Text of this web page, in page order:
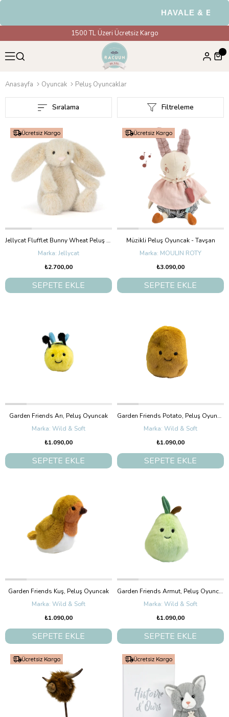
HAVALE & EFT
1500 TL Üzeri Ücretsiz Kargo
Anasayfa Oyuncak Peluş Oyuncaklar
Filtreleme
Sıralama
Jellycat Flufflet Bunny Wheat Peluş Tavşan Küçük Boy 18 cm
Jellycat
₺2.700,00
SEPETE EKLE
Ücretsiz Kargo
Müzikli Peluş Oyuncak - Tavşan
MOULIN ROTY
₺3.090,00
SEPETE EKLE
Ücretsiz Kargo
Garden Friends Arı, Peluş Oyuncak
Wild & Soft
₺1.090,00
SEPETE EKLE
Garden Friends Potato, Peluş Oyuncak
Wild & Soft
₺1.090,00
SEPETE EKLE
Garden Friends Kuş, Peluş Oyuncak
Wild & Soft
₺1.090,00
SEPETE EKLE
Garden Friends Armut, Peluş Oyuncak
Wild & Soft
₺1.090,00
SEPETE EKLE
Ücretsiz Kargo Ücretsiz Kargo